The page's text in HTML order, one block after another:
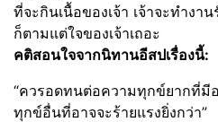
ที่จะกินเนื้อของเจ้า เจ้าจะทำงา
ก็ตามแต่ใจของเจ้าเถอะ
คติสอนใจจากนิทานอีสปเรื่องนี้:
“ควรอดทนต่อความทุกข์ยากที่มี
ทุกข์อื่นที่อาจจะร้ายแรงยิ่งกว่า”